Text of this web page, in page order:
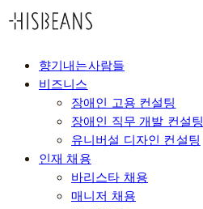
향기내는사람들
비즈니스
장애인 고용 컨설팅
장애인 직무 개발 컨설팅
유니버설 디자인 컨설팅
인재 채용
바리스타 채용
매니저 채용